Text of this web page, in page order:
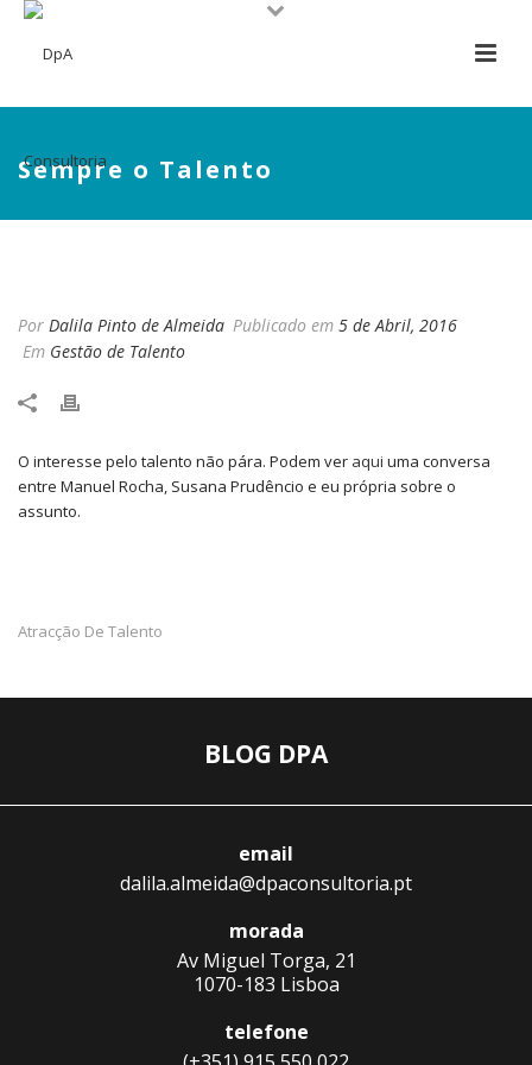
Sempre o Talento
Por Dalila Pinto de Almeida Publicado em 5 de Abril, 2016
Em Gestão de Talento
O interesse pelo talento não pára. Podem ver aqui uma conversa
entre Manuel Rocha, Susana Prudêncio e eu própria sobre o
assunto.
Atracção De Talento
BLOG DPA
email
dalila.almeida@dpaconsultoria.pt
morada
Av Miguel Torga, 21
1070-183 Lisboa
telefone